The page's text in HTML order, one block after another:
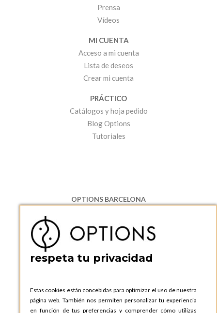
Prensa
Vídeos
MI CUENTA
Acceso a mi cuenta
Lista de deseos
Crear mi cuenta
PRÁCTICO
Catálogos y hoja pedido
Blog Options
Tutoriales
OPTIONS BARCELONA
08130 Santa Perpetua de Moguda, Barcelona
ESPAñA
Teléfono:
+34 935 724 041
OPTIONS BARCELONA SHOWROOM
ESPAñA
Teléfono:+34 935 724 041
respeta tu privacidad
Estas cookies están concebidas para optimizar el uso de nuestra
página web. También nos permiten personalizar tu experiencia
en función de tus preferencias y comprender cómo utilizas